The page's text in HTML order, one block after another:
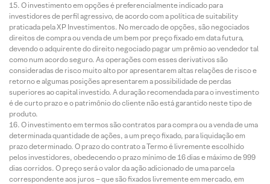
O investimento em opções é preferencialmente indicado para
investidores de perfil agressivo, de acordo com a política de suitability
praticada pela XP Investimentos. No mercado de opções, são negociados
direitos de compra ou venda de um bem por preço fixado em data futura,
devendo o adquirente do direito negociado pagar um prêmio ao vendedor tal
como num acordo seguro. As operações com esses derivativos são
consideradas de risco muito alto por apresentarem altas relações de risco e
retorno e algumas posições apresentarem a possibilidade de perdas
superiores ao capital investido. A duração recomendada para o investimento
é de curto prazo e o patrimônio do cliente não está garantido neste tipo de
produto.
O investimento em termos são contratos para compra ou a venda de uma
determinada quantidade de ações, a um preço fixado, para liquidação em
prazo determinado. O prazo do contrato a Termo é livremente escolhido
pelos investidores, obedecendo o prazo mínimo de 16 dias e máximo de 999
dias corridos. O preço será o valor da ação adicionado de uma parcela
correspondente aos juros – que são fixados livremente em mercado, em